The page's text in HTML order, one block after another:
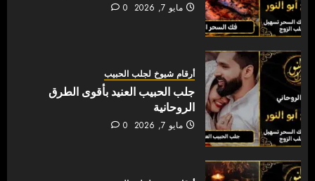
مايو 7, 2026 0
أرقام شيوخ لجلب الحبيب
جلب الحبيب العنيد بأقوى الطرق
الروحانية
مايو 7, 2026 0